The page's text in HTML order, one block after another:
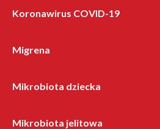
Koronawirus COVID-19
Migrena
Mikrobiota dziecka
Mikrobiota jelitowa